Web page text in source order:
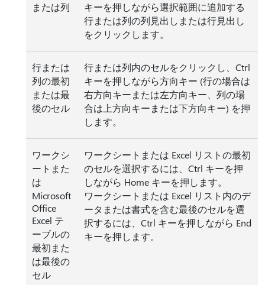
または列
キーを押しながら選択範囲に追加する
行または列の列見出しまたは行見出し
をクリックします。
行または
列の最初
または最
後のセル
行または列内のセルをクリックし、Ctrl
キーを押しながら方向キー (行の場合は
右方向キーまたは左方向キー、列の場
合は上方向キーまたは下方向キー) を押
します。
ワークシ
ートまた
は
Microsoft
Office
Excel テ
ーブルの
最初また
は最後の
セル
ワークシートまたは Excel リストの最初
のセルを選択するには、Ctrl キーを押
しながら Home キーを押します。
ワークシートまたは Excel リスト内のデ
ータまたは書式を含む最後のセルを選
択するには、Ctrl キーを押しながら End
キーを押します。